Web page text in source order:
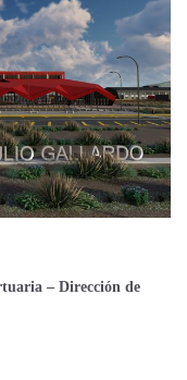
– Dirección de